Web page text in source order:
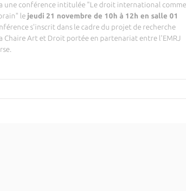
une conférence intitulée "Le droit international comme
le jeudi 21 novembre de 10h à 12h en salle 01
s'inscrit dans le cadre du projet de recherche
Chaire Art et Droit portée en partenariat entre l'EMRJ